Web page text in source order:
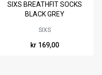
36 40 44
SIXS BREATHFIT SOCKS
BLACK GREY
SIXS
kr 169,00